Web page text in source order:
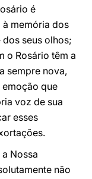
é
memória dos
seus olhos;
o Rosário têm a
sempre nova,
emoção que
voz de sua
esses
Nossa
não